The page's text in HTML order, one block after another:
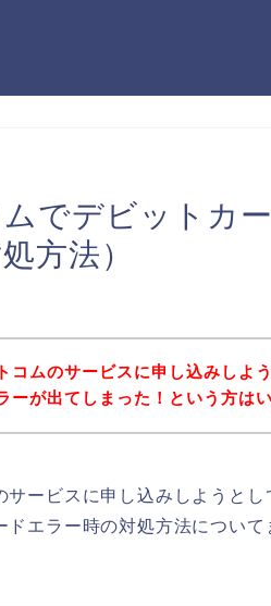
でデビットカ
方法）
コムのサービスに申し込みしよ
ーが出てしまった！という方は
サービスに申し込みしようと
ドエラー時の対処方法につい